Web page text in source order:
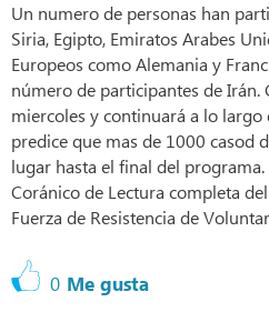
Un numero de personas han
Siria, Egipto, Emiratos Arabes
Europeos como Alemania y
número de participantes de Irán.
miercoles y continuará a lo largo
predice que mas de 1000 casod
lugar hasta el final del
Coránico de Lectura completa
Fuerza de Resistencia de
0 Me gusta